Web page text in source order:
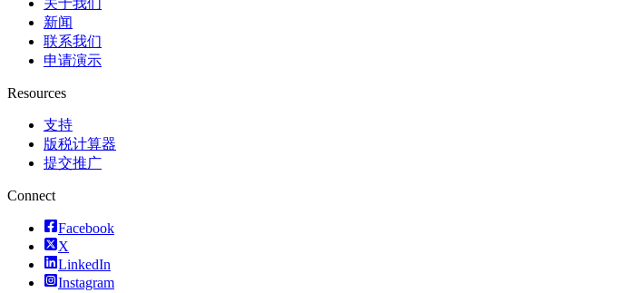
新闻
联系我们
申请演示
Resources
支持
版税计算器
提交推广
Connect
Facebook
X
LinkedIn
Instagram